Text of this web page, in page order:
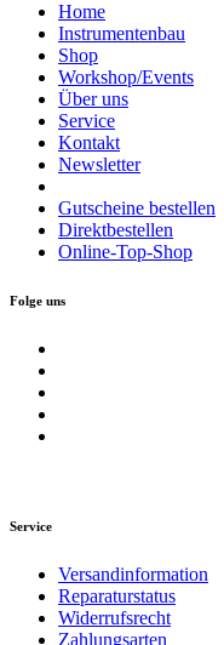
Home
Instrumentenbau
Shop
Workshop/Events
Über uns
Service
Kontakt
Newsletter
Gutscheine bestellen
Direktbestellen
Online-Top-Shop
Folge uns
Service
Versandinformation
Reparaturstatus
Widerrufsrecht
Zahlungsarten